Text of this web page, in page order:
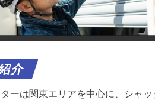
介
ーは関東エリアを中心に、シャ